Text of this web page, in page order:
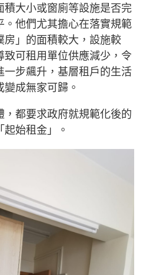
積大小或窗廁等設施是否完
。他們尤其擔心在落實規範
房」的面積較大，設施較
可租用單位供應減少，令
一步飆升，基層租戶的生活
成無家可歸。
，都要求政府就規範化後的
起始租金」。